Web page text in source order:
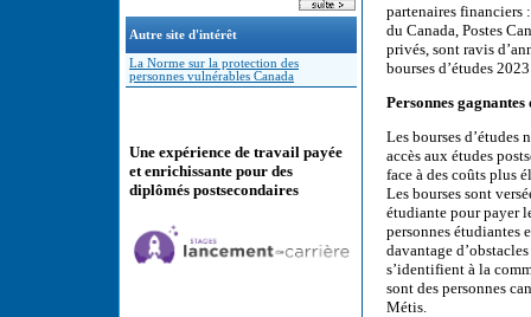
Autre site d'intérêt
La Norme sur la protection des
personnes vulnérables Canada
Une expérience de travail payée
et enrichissante pour des
diplômés postsecondaires
partenaires financiers
du Canada, Postes
privés, sont ravis
bourses d’études
Personnes gagnantes
Les bourses d’études
accès aux études
face à des coûts plus
Les bourses sont
étudiante pour payer
personnes étudiantes
davantage
s’identifient à la
sont des personnes
Métis.